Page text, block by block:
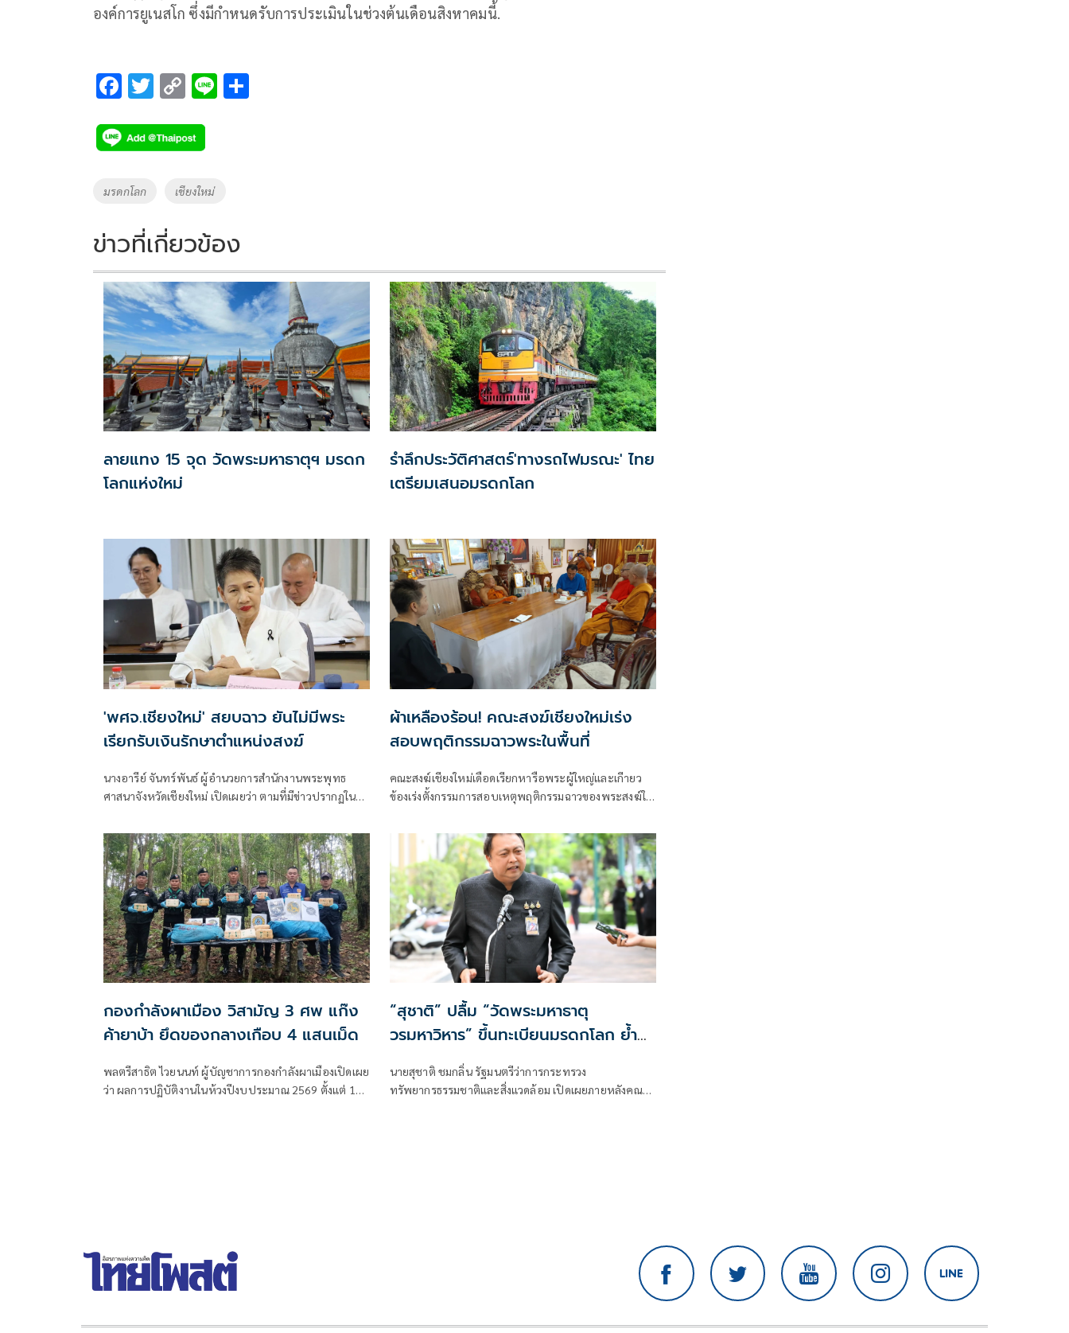
องค์การยูเนสโก ซึ่งมีกำหนดรับการประเมินในช่วงต้นเดือนสิงหาคมนี้.
F
e
b
o
k
T
tt
er
C
p
y
Li
k
Li
Tags
มรดกโลก เชียงใหม่
ข่าวที่เกี่ยวข้อง
ลายแทง 15 จุด วัดพระมหาธาตุฯ มรดก
โลกแห่งใหม่
รำลึกประวัติศาสตร์'ทางรถไฟมรณะ' ไทย
เตรียมเสนอมรดกโลก
'พศจ.เชียงใหม่' สยบฉาว ยันไม่มีพระ
เรียกรับเงินรักษาตำแหน่งสงฆ์
นางอารีย์ จันทร์พันธ์ ผู้อำนวยการสำนักงานพระพุทธ
ศาสนาจังหวัดเชียงใหม่ เปิดเผยว่า ตามที่มีข่าวปรากฏในสื่อ
เงินเพื่อรักษาตำแหน่งสำคัญทางสงฆ์
ผ้าเหลืองร้อน! คณะสงฆ์เชียงใหม่เร่ง
สอบพฤติกรรมฉาวพระในพื้นที่
คณะสงฆ์เชียงใหม่เดือดเรียกหารือพระผู้ใหญ่และเกีายว
ข้องเร่งตั้งกรรมการสอบเหตุพฤติกรรมฉาวของพระสงฆ์ใน
เร่งสอบและสรุปโดยเร็ว
กองกำลังผาเมือง วิสามัญ 3 ศพ แก๊ง
ค้ายาบ้า ยึดของกลางเกือบ 4 แสนเม็ด
พลตรีสาธิต ไวยนนท์ ผู้บัญชาการกองกำลังผาเมืองเปิดเผย
ว่า ผลการปฏิบัติงานในห้วงปีงบประมาณ 2569 ตั้งแต่ 1
“สุชาติ” ปลื้ม “วัดพระมหาธาตุ
วรมหาวิหาร” ขึ้นทะเบียนมรดกโลก ย้ำ
เป็นความภาคภูมิใจของคนไทยทั้ง
ประเทศ เผยใช้เวลาผลักดันผ่าน 5
นายสุชาติ ชมกลิ่น รัฐมนตรีว่าการกระทรวง
ทรัพยากรธรรมชาติและสิ่งแวดล้อม เปิดเผยภายหลังคณะ